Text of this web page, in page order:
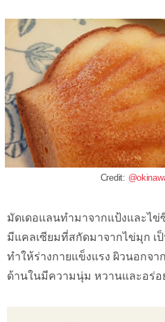
Credit:
มัดเดอแลนทำมาจากแป้งและไข่
มีแคลเซียมที่สกัดมาจากไข่มุก เ
ทำให้ร่างกายแข็งแรง ผิวนอกจา
ด้านในมีความนุ่ม หวานและอร่อ